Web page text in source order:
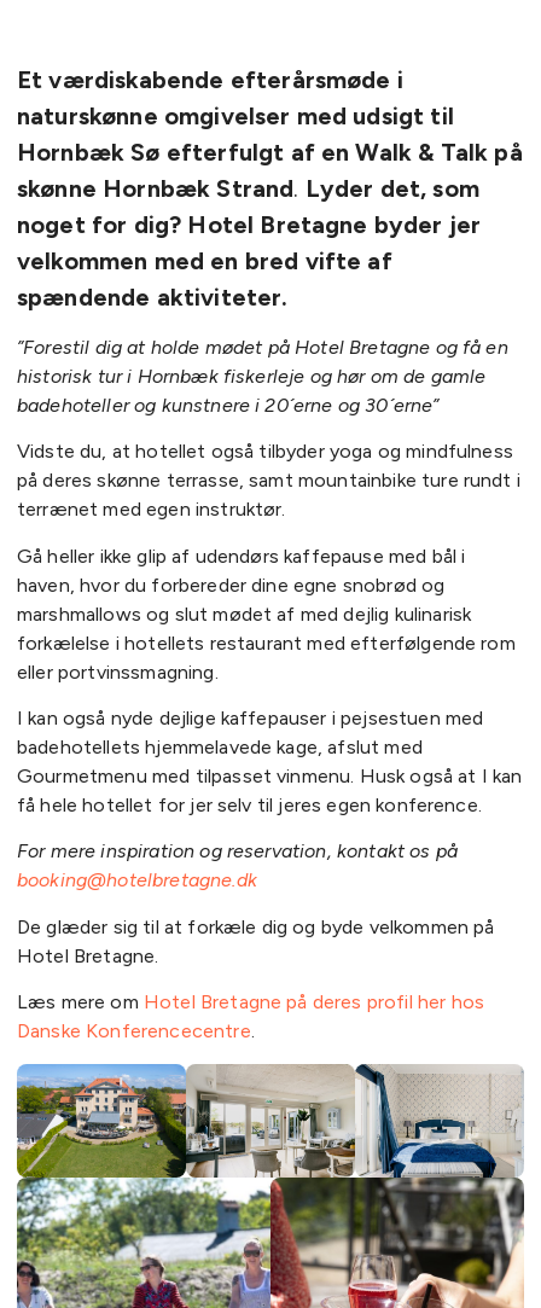
Et værdiskabende efterårsmøde i
naturskønne omgivelser med udsigt til
Hornbæk Sø efterfulgt af en Walk & Talk på
skønne Hornbæk Strand. Lyder det, som
noget for dig? Hotel Bretagne byder jer
velkommen med en bred vifte af
spændende aktiviteter.
”Forestil dig at holde mødet på Hotel Bretagne og få en
historisk tur i Hornbæk fiskerleje og hør om de gamle
badehoteller og kunstnere i 20´erne og 30´erne”
Vidste du, at hotellet også tilbyder yoga og mindfulness
på deres skønne terrasse, samt mountainbike ture rundt i
terrænet med egen instruktør.
Gå heller ikke glip af udendørs kaffepause med bål i
haven, hvor du forbereder dine egne snobrød og
marshmallows og slut mødet af med dejlig kulinarisk
forkælelse i hotellets restaurant med efterfølgende rom
eller portvinssmagning.
I kan også nyde dejlige kaffepauser i pejsestuen med
badehotellets hjemmelavede kage, afslut med
Gourmetmenu med tilpasset vinmenu. Husk også at I kan
få hele hotellet for jer selv til jeres egen konference.
For mere inspiration og reservation, kontakt os på
booking@hotelbretagne.dk
De glæder sig til at forkæle dig og byde velkommen på
Hotel Bretagne.
Læs mere om Hotel Bretagne på deres profil her hos
Danske Konferencecentre.